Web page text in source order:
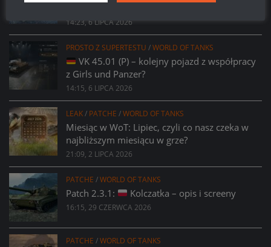
14:23, 6 LIPCA 2026
PROSTO Z SUPERTESTU /WORLD OF TANKS
VK 45.01 (P) – kolejny pojazd z współpracy
z Girls und Panzer?
14:15, 6 LIPCA 2026
LEAK/ PATCHE /WORLD OF TANKS
Miesiąc w WoT: Lipiec, czyli co nasz czeka w
najbliższym miesiącu w grze?
21:09, 2 LIPCA 2026
PATCHE /WORLD OF TANKS
Patch 2.3.1: Kolczatka – opis i screeny
16:15, 29 CZERWCA 2026
PATCHE /WORLD OF TANKS